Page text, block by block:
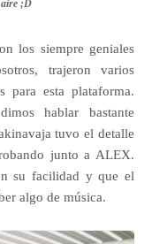
;D
los siempre geniales
trajeron varios
para esta plataforma.
hablar bastante
tuvo el detalle
junto a ALEX.
su facilidad y que el
algo de música.